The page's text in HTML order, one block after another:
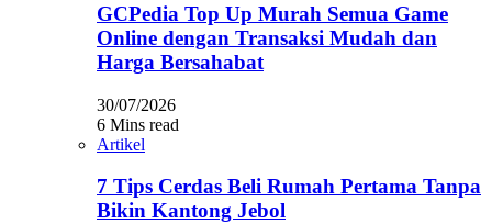
GCPedia Top Up Murah Semua Game
Online dengan Transaksi Mudah dan
Harga Bersahabat
30/07/2026
6 Mins read
Artikel
7 Tips Cerdas Beli Rumah Pertama Tanpa
Bikin Kantong Jebol